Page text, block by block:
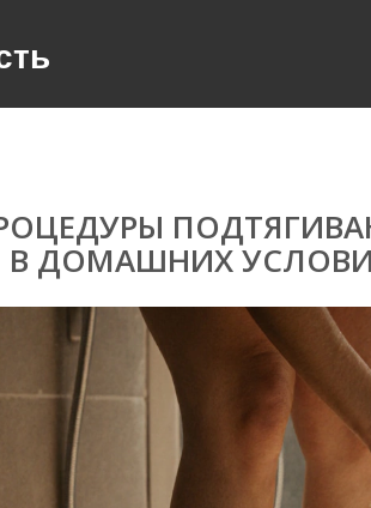
ДОМАШНИХ